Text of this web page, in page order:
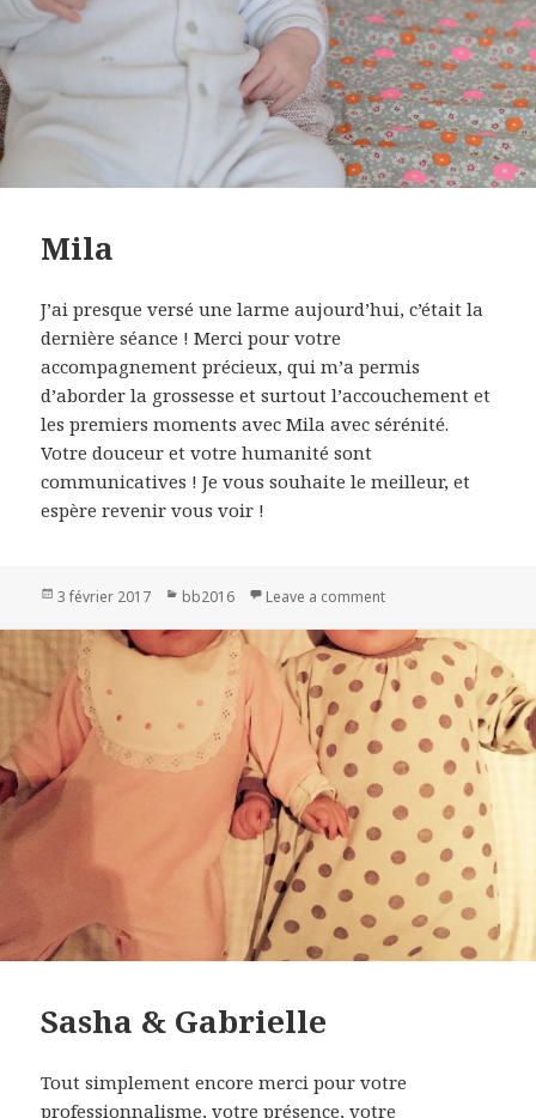
Mila
J’ai presque versé une larme aujourd’hui, c’était la
dernière séance ! Merci pour votre
accompagnement précieux, qui m’a permis
d’aborder la grossesse et surtout l’accouchement et
les premiers moments avec Mila avec sérénité.
Votre douceur et votre humanité sont
communicatives ! Je vous souhaite le meilleur, et
espère revenir vous voir !
Publié
3 février 2017 Catégories
bb2016 Leave a comment
Sasha & Gabrielle
Tout simplement encore merci pour votre
professionnalisme, votre présence, votre